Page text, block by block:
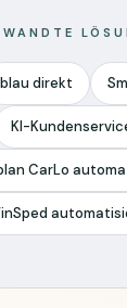
blau direkt
KI-
CarLo